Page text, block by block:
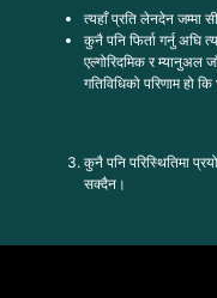
त्यहाँ प्रति लेनदेन जम्मा
कुनै पनि फिर्ता गर्नु अघि
एल्गोरिदमिक र म्यानुअल
गतिविधिको परिणाम हो
कुनै पनि परिस्थितिमा
सक्दैन।